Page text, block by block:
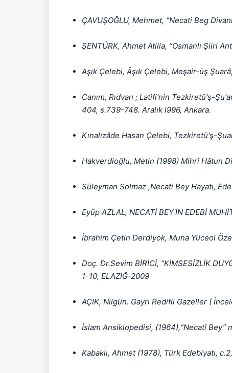
ÇAVUŞOĞLU, Mehmet, “Necati Beg
ŞENTÜRK, Ahmet Atilla, “Osmanlı Şiiri
Aşık Çelebi, Âşık Çelebi, Meşair-üş
Canım, Rıdvan ; Latifi'nin Tezkiretü'ş-
404, s.739-748. Aralık l996, Ankara.
Kınalızâde Hasan Çelebi, Tezkiretü'ş-
Hakverdioğlu, Metin (1998) Mihrî Hâtun
Süleyman Solmaz ,Necati Bey Hayatı,
Eyüp AZLAL, NECATİ BEY'İN EDEBİ
İbrahim Çetin Derdiyok, Muna Yüceol
Doç. Dr.Sevim BİRİCİ, “KİMSESİZLİK
1-10, ELAZIĞ-2009
AÇIK, Nilgün. Gayrı Redifli Gazeller (
İslam Ansiklopedisi, (1964),“Necatî Bey”
Kabaklı, Ahmet (1978), Türk Edebiyatı,